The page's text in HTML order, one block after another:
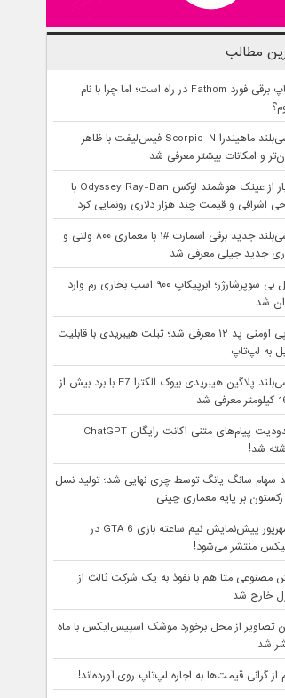
مطالب
پیکاپ برقی فورد Fathom در راه است؛ اما چرا با نام
شاسی‌بلند ماهیندرا Scorpio-N فیس‌لیفت با ظاهر
و امکانات بیشتر معرفی شد
کاویار از عینک هوشمند لوکس Odyssey Ray-Ban با
اشرافی و قیمت چند هزار دلاری رونمایی کرد
شاسی‌بلند جدید برقی اسمارت #۱ با معماری ۸۰۰ ولتی و
جدید جیلی معرفی شد
رامبل بی سوپرشارژر؛ ابرپیکاپ ۹۰۰ اسب بخاری رم وارد
شد
اچ پی اومنی پد ۱۲ معرفی شد؛ تبلت هیبریدی با قابلیت
به لپ‌تاپ
شاسی‌بلند پلاگین هیبریدی بیوک الکترا E7 با برد بیش از
شد
محدودیت پیام‌های متنی اکانت رایگان ChatGPT
شد!
سهام سانگ‌ یانگ توسط چری نهایی شد؛ تولید نسل
بر پایه معماری چینی
۵ شهریور پیش‌نمایش نیم ساعته بازی GTA 6 در
منتشر می‌شود!
مصنوعی متا هم با نفوذ به یک شرکت ثالث از
خارج شد
تصاویر از محل برخورد موشک اسپیس‌ایکس با ماه
شد
از گرانی قیمت‌ها به اجاره لپ‌تاپ روی آورده‌اند!